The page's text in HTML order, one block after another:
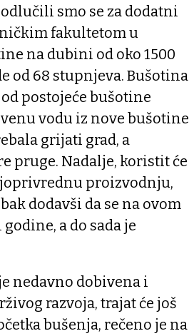
smo se za dodatni
fakultetom u
na dubini od oko 1500
od 68 stupnjeva. Bušotina
postojeće bušotine
vodu iz nove bušotine
grijati grad, a
pruge. Nadalje, koristit će
proizvodnju,
dodavši da se na ovom
a do sada je
nedavno dobivena i
razvoja, trajat će još
bušenja, rečeno je na